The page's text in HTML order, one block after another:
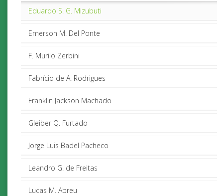
Eduardo S. G. Mizubuti
Emerson M. Del Ponte
F. Murilo Zerbini
Fabrício de A. Rodrigues
Franklin Jackson Machado
Gleiber Q. Furtado
Jorge Luis Badel Pacheco
Leandro G. de Freitas
Lucas M. Abreu